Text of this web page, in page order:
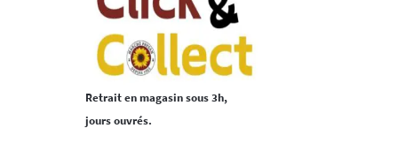
Retrait en magasin sous 3h,
jours ouvrés.